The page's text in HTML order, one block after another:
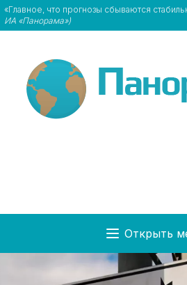
«Главное, что прогнозы сбываются
ИА «Панорама»)
Открыть